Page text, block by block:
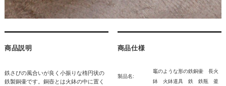
商品説明
鉄さびの風合いが良く小振りな楕円状の
鉄製銅壷です。銅壺とは火鉢の中に置く
商品仕様
製品名:
竈のような形の鉄銅壷 長火
鉢 火鉢道具 鉄 鉄瓶 釜